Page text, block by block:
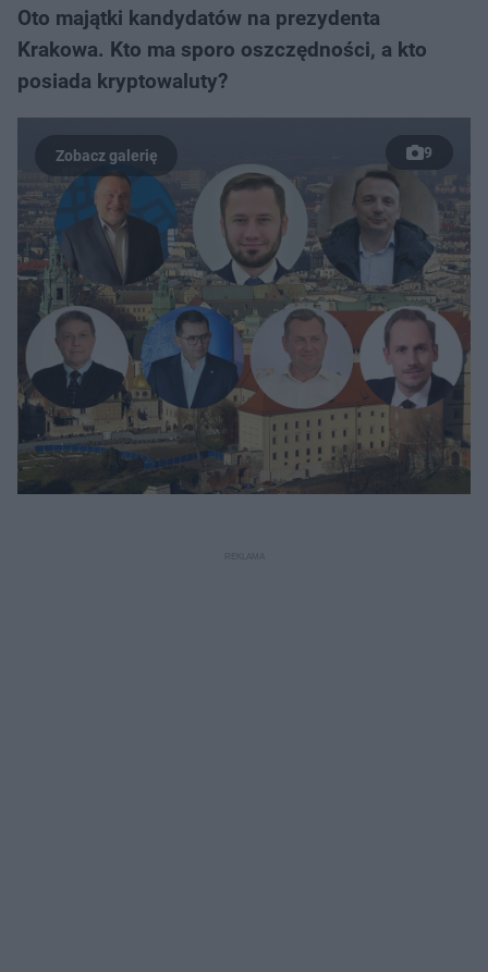
Oto majątki kandydatów na prezydenta
Krakowa. Kto ma sporo oszczędności, a kto
posiada kryptowaluty?
9